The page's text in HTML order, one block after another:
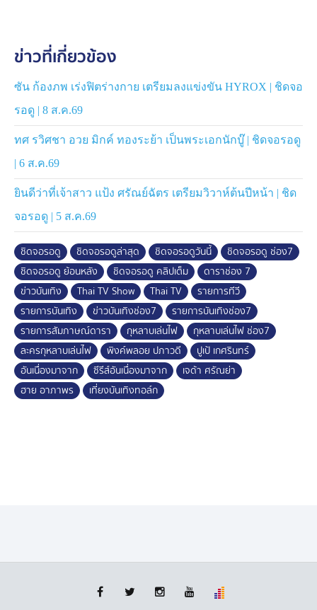
ข่าวที่เกี่ยวข้อง
ซัน ก้องภพ เร่งฟิตร่างกาย เตรียมลงแข่งขัน HYROX | ชิดจอ
รอดู | 8 ส.ค.69
ทศ รวิศชา อวย มิกค์ ทองระย้า เป็นพระเอกนักบู๊ | ชิดจอรอดู
| 6 ส.ค.69
ยินดีว่าที่เจ้าสาว แป้ง ศรัณย์ฉัตร เตรียมวิวาห์ต้นปีหน้า | ชิด
จอรอดู | 5 ส.ค.69
ชิดจอรอดู ชิดจอรอดูล่าสุด ชิดจอรอดูวันนี้
ชิดจอรอดู ช่อง7
ชิดจอรอดู ย้อนหลัง
ชิดจอรอดู คลิปเต็ม
ดาราช่อง 7
ข่าวบันเทิง
Thai TV Show Thai TV
รายการทีวี
รายการบันเทิง
ข่าวบันเทิงช่อง7
รายการบันเทิงช่อง7
รายการสัมภาษณ์ดารา
กุหลาบเล่นไฟ
กุหลาบเล่นไฟ ช่อง7
ละครกุหลาบเล่นไฟ
พิงค์พลอย ปภาวดี
ปูเป้ เกศรินทร์
อันเนื่องมาจาก
ซีรีส์อันเนื่องมาจาก
เจด้า ศรัณย่า
ฮาย อาภาพร
เที่ยงบันเทิงทอล์ก